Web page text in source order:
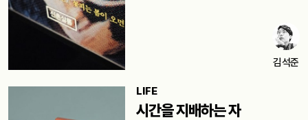
김석준
LIFE
시간을 지배하는 자